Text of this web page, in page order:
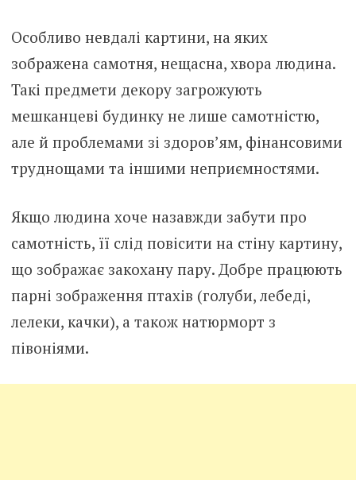
Особливо невдалі картини, на яких
зображена самотня, нещасна, хвора людина.
Такі предмети декору загрожують
мешканцеві будинку не лише самотністю,
але й проблемами зі здоров’ям, фінансовими
труднощами та іншими неприємностями.
Якщо людина хоче назавжди забути про
самотність, її слід повісити на стіну картину,
що зображає закохану пару. Добре працюють
парні зображення птахів (голуби, лебеді,
лелеки, качки), а також натюрморт з
півоніями.